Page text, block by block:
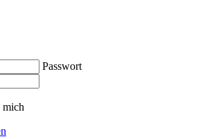
Passwort
mich